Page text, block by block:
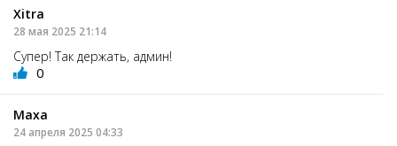
Xitra
28 мая 2025 21:14
Супер! Так держать, админ!
0
Маха
24 апреля 2025 04:33